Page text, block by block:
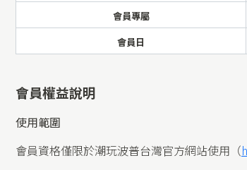
會員專屬
會員日
會員權益說明
使用範圍
會員資格僅限於潮玩波普台灣官方網站使用（